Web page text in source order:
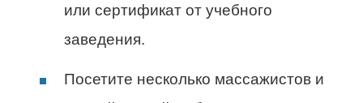
или сертификат от учебного
заведения.
Посетите несколько массажистов и